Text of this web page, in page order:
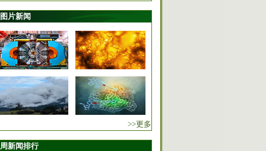
图片新闻
>>更多
新闻排行